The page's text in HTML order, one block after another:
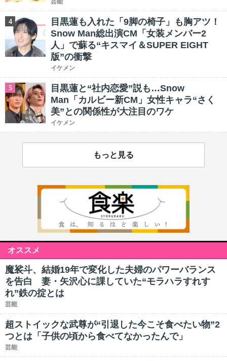
芸能
4
目黒蓮も入れた「9脚の椅子」も胸アツ！
Snow Man総出演CM「女装メンバー2
人」で蘇る“キスマイ＆SUPER EIGHT
版”の衝撃
イケメン
5
目黒蓮と“社内恋愛”説も…Snow
Man「カルビー新CM」女性キャラ“さく
美”との関係性が大注目のワケ
イケメン
もっと見る
オススメ
魔裟斗、結婚19年で変化した夫婦のパワーバランス
を告白 妻・矢沢心に課していた“モラハラすれす
れ”鉄の掟とは
芸能
超ストイックな武尊が“引退した今こそ食べたい物”2
つとは「子供の頃から食べてなかったんで」
芸能